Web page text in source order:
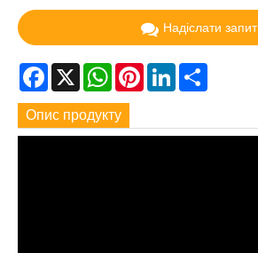
Надіслати запит
Facebook
X WhatsApp
PinterestLinkedIn
Опис продукту